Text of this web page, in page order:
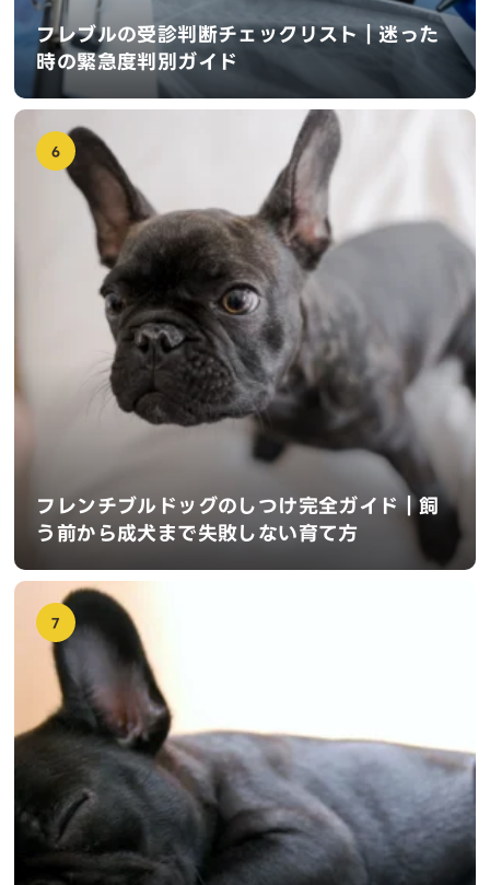
フレブルの受診判断チェックリスト｜迷った
時の緊急度判別ガイド
6
フレンチブルドッグのしつけ完全ガイド｜飼
う前から成犬まで失敗しない育て方
7